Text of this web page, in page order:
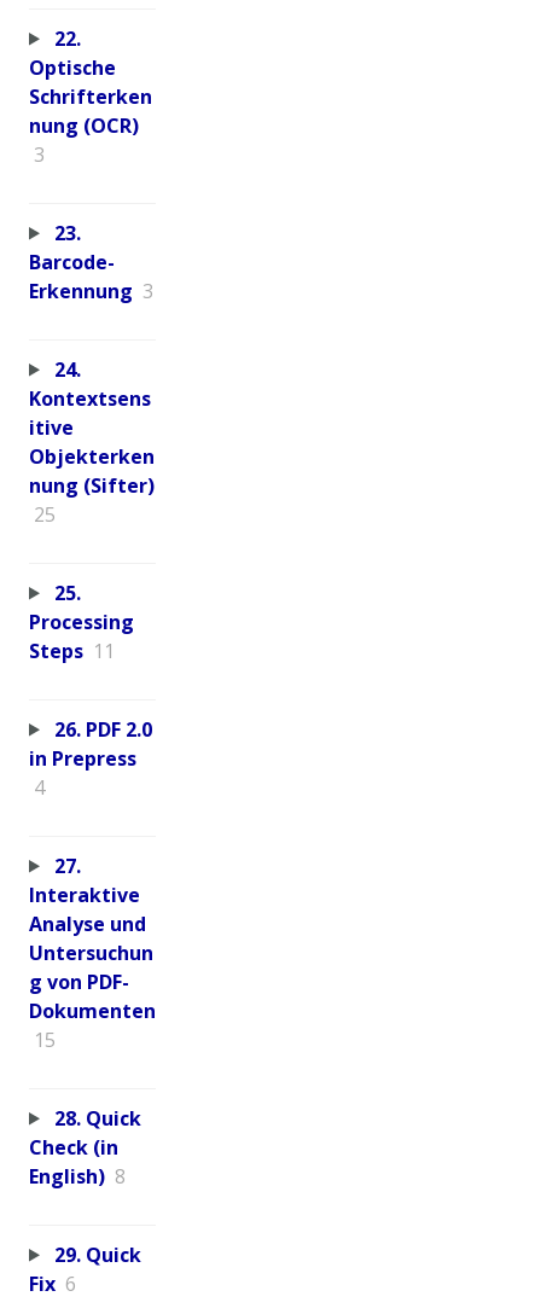
22.
Optische
Schrifterken
nung (OCR)
3
23.
Barcode-
Erkennung 3
24.
Kontextsens
itive
Objekterken
nung (Sifter)
25
25.
Processing
Steps 11
26. PDF 2.0
in Prepress
4
27.
Interaktive
Analyse und
Untersuchun
g von PDF-
Dokumenten
15
28. Quick
Check (in
English) 8
29. Quick
Fix 6